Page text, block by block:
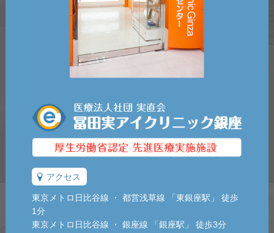
アクセス
東京メトロ日比谷線 ・ 都営浅草線 「東銀座駅」 徒歩
1分
東京メトロ日比谷線 ・ 銀座線 「銀座駅」 徒歩3分